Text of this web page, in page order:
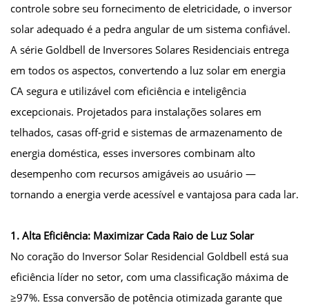
controle sobre seu fornecimento de eletricidade, o inversor
solar adequado é a pedra angular de um sistema confiável.
A série Goldbell de Inversores Solares Residenciais entrega
em todos os aspectos, convertendo a luz solar em energia
CA segura e utilizável com eficiência e inteligência
excepcionais. Projetados para instalações solares em
telhados, casas off-grid e sistemas de armazenamento de
energia doméstica, esses inversores combinam alto
desempenho com recursos amigáveis ao usuário —
tornando a energia verde acessível e vantajosa para cada lar.
1. Alta Eficiência: Maximizar Cada Raio de Luz Solar
No coração do Inversor Solar Residencial Goldbell está sua
eficiência líder no setor, com uma classificação máxima de
≥97%. Essa conversão de potência otimizada garante que